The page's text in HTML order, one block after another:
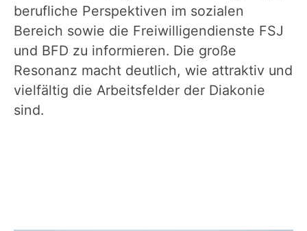
berufliche Perspektiven im sozialen
Bereich sowie die Freiwilligendienste FSJ
und BFD zu informieren. Die große
Resonanz macht deutlich, wie attraktiv und
vielfältig die Arbeitsfelder der Diakonie
sind.